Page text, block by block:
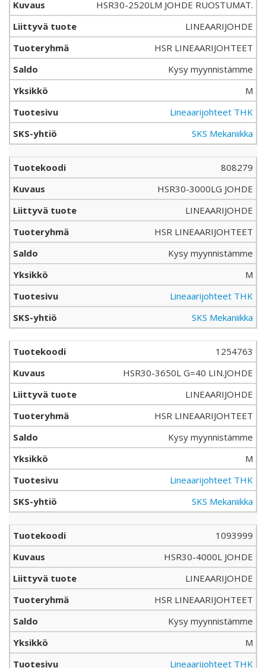
HSR30-2520LM JOHDE RUOSTUMAT.
LINEAARIJOHDE
HSR LINEAARIJOHTEET
Kysy myynnistämme
M
Lineaarijohteet THK
SKS Mekaniikka
808279
HSR30-3000LG JOHDE
LINEAARIJOHDE
HSR LINEAARIJOHTEET
Kysy myynnistämme
M
Lineaarijohteet THK
SKS Mekaniikka
1254763
HSR30-3650L G=40 LIN.JOHDE
LINEAARIJOHDE
HSR LINEAARIJOHTEET
Kysy myynnistämme
M
Lineaarijohteet THK
SKS Mekaniikka
1093999
HSR30-4000L JOHDE
LINEAARIJOHDE
HSR LINEAARIJOHTEET
Kysy myynnistämme
M
Lineaarijohteet THK